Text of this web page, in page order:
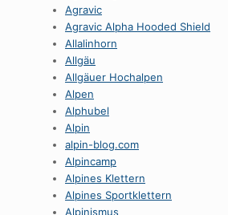
Agravic
Agravic Alpha Hooded Shield
Allalinhorn
Allgäu
Allgäuer Hochalpen
Alpen
Alphubel
Alpin
alpin-blog.com
Alpincamp
Alpines Klettern
Alpines Sportklettern
Alpinismus